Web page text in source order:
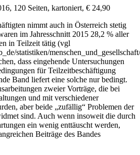
120 Seiten, kartoniert, € 24,90
nimmt auch in Österreich stetig
im Jahresschnitt 2015 28,2 % aller
in Teilzeit tätig (vgl
statistiken/
dass eingehende Untersuchungen
für Teilzeitbeschäftigung
Band liefert eine solche nur bedingt.
zweier Vorträge, die bei
und mit verschiedener
aber beide „zufällig“ Problemen der
sind. Auch wenn insoweit die durch
ein wenig enttäuscht werden,
Beiträge des Bandes